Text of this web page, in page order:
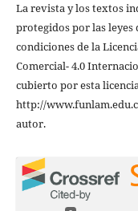
La revista y los textos
protegidos por las
condiciones de la
Comercial- 4.0
cubierto por esta
http://
autor.